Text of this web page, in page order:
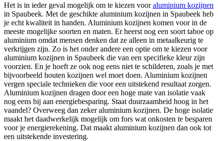
Het is in ieder geval mogelijk om te kiezen vooraluminium kozijnen
in Spaubeek. Met de geschikte aluminium kozijnen in Spaubeek heb
je echt kwaliteit in handen. Aluminium kozijnen komen voor in de
meeste mogelijke soorten en maten. Er heerst nog een soort taboe op
aluminium omdat mensen denken dat ze alleen in metaalkeurig te
verkrijgen zijn. Zo is het onder andere een optie om te kiezen voor
aluminium kozijnen in Spaubeek die van een specifieke kleur zijn
voorzien. En je hoeft ze ook nog eens niet te schilderen, zoals je met
bijvoorbeeld houten kozijnen wel moet doen. Aluminium kozijnen
vergen speciale technieken die voor een uitstekend resultaat zorgen.
Aluminium kozijnen dragen door een hoge mate van isolatie vaak
nog eens bij aan energiebesparing. Staat duurzaamheid hoog in het
vaandel? Overweeg dan zeker aluminium kozijnen. De hoge isolatie
maakt het daadwerkelijk mogelijk om fors wat onkosten te besparen
voor je energierekening. Dat maakt aluminium kozijnen dan ook tot
een uitstekende investering.